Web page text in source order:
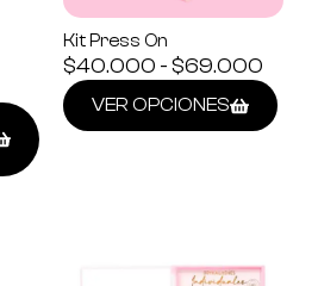
Kit Press On
$40.000 -$69.000
VER OPCIONES